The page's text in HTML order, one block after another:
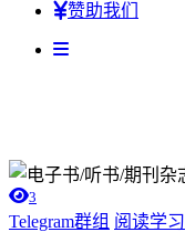
赞助我们
3
Telegram群组 阅读学习